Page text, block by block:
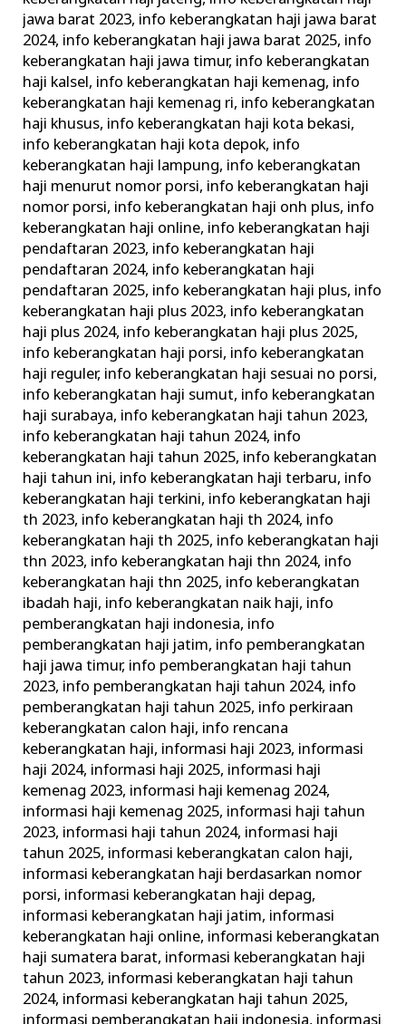
jawa barat 2023, info keberangkatan haji jawa barat
2024, info keberangkatan haji jawa barat 2025, info
keberangkatan haji jawa timur, info keberangkatan
haji kalsel, info keberangkatan haji kemenag, info
keberangkatan haji kemenag ri, info keberangkatan
haji khusus, info keberangkatan haji kota bekasi,
info keberangkatan haji kota depok, info
keberangkatan haji lampung, info keberangkatan
haji menurut nomor porsi, info keberangkatan haji
nomor porsi, info keberangkatan haji onh plus, info
keberangkatan haji online, info keberangkatan haji
pendaftaran 2023, info keberangkatan haji
pendaftaran 2024, info keberangkatan haji
pendaftaran 2025, info keberangkatan haji plus, info
keberangkatan haji plus 2023, info keberangkatan
haji plus 2024, info keberangkatan haji plus 2025,
info keberangkatan haji porsi, info keberangkatan
haji reguler, info keberangkatan haji sesuai no porsi,
info keberangkatan haji sumut, info keberangkatan
haji surabaya, info keberangkatan haji tahun 2023,
info keberangkatan haji tahun 2024, info
keberangkatan haji tahun 2025, info keberangkatan
haji tahun ini, info keberangkatan haji terbaru, info
keberangkatan haji terkini, info keberangkatan haji
th 2023, info keberangkatan haji th 2024, info
keberangkatan haji th 2025, info keberangkatan haji
thn 2023, info keberangkatan haji thn 2024, info
keberangkatan haji thn 2025, info keberangkatan
ibadah haji, info keberangkatan naik haji, info
pemberangkatan haji indonesia, info
pemberangkatan haji jatim, info pemberangkatan
haji jawa timur, info pemberangkatan haji tahun
2023, info pemberangkatan haji tahun 2024, info
pemberangkatan haji tahun 2025, info perkiraan
keberangkatan calon haji, info rencana
keberangkatan haji, informasi haji 2023, informasi
haji 2024, informasi haji 2025, informasi haji
kemenag 2023, informasi haji kemenag 2024,
informasi haji kemenag 2025, informasi haji tahun
2023, informasi haji tahun 2024, informasi haji
tahun 2025, informasi keberangkatan calon haji,
informasi keberangkatan haji berdasarkan nomor
porsi, informasi keberangkatan haji depag,
informasi keberangkatan haji jatim, informasi
keberangkatan haji online, informasi keberangkatan
haji sumatera barat, informasi keberangkatan haji
tahun 2023, informasi keberangkatan haji tahun
2024, informasi keberangkatan haji tahun 2025,